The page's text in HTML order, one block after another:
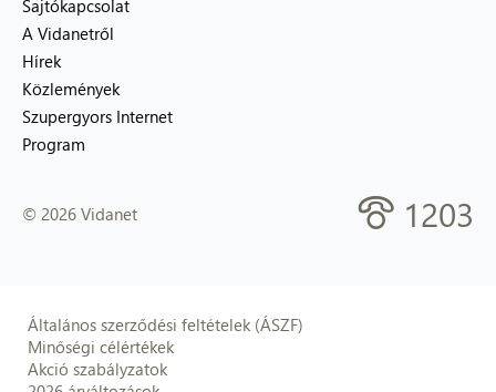
Sajtókapcsolat
A Vidanetről
Hírek
Közlemények
Szupergyors Internet
Program
© 2026 Vidanet 1203
Általános szerződési feltételek (ÁSZF)
Minőségi célértékek
Akció szabályzatok